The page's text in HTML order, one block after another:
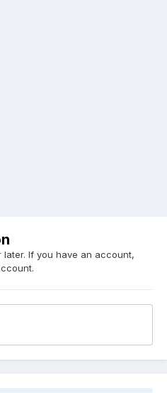
If you have an account,